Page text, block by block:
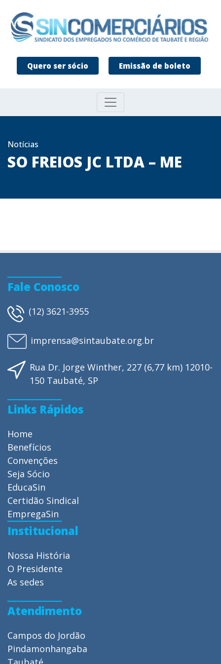
Quero ser sócio Emissão de boleto
Notícias
SO FREIOS JC LTDA – ME
Fale Conosco
(12) 3621-3955
imprensa@sintaubate.org.br
Rua Dr. Jorge Winther, 227 (6,77 km) 12010-
150 Taubaté, SP
Links Rápidos
Home
Benefícios
Convenções
Seja Sócio
EducaSin
Certidão Sindical
EmpregaSin
Institucional
Nossa História
O Presidente
As sedes
Atendimento
Campos do Jordão
Pindamonhangaba